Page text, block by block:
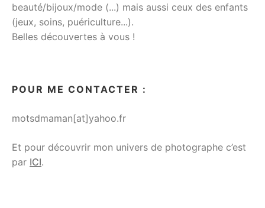
beauté/bijoux/mode (...) mais aussi ceux des enfants
(jeux, soins, puériculture...).
Belles découvertes à vous !
POUR ME CONTACTER :
motsdmaman[at]yahoo.fr
Et pour découvrir mon univers de photographe c’est
par ICI.